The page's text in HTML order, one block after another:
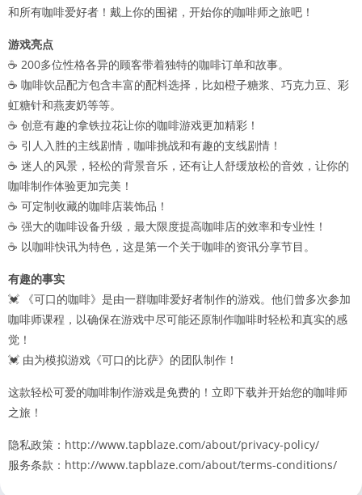
和所有咖啡爱好者！戴上你的围裙，开始你的咖啡师之旅吧！
游戏亮点
☕ 200多位性格各异的顾客带着独特的咖啡订单和故事。
☕ 咖啡饮品配方包含丰富的配料选择，比如橙子糖浆、巧克力豆、彩
虹糖针和燕麦奶等等。
☕ 创意有趣的拿铁拉花让你的咖啡游戏更加精彩！
☕ 引人入胜的主线剧情，咖啡挑战和有趣的支线剧情！
☕ 迷人的风景，轻松的背景音乐，还有让人舒缓放松的音效，让你的
咖啡制作体验更加完美！
☕ 可定制收藏的咖啡店装饰品！
☕ 强大的咖啡设备升级，最大限度提高咖啡店的效率和专业性！
☕ 以咖啡快讯为特色，这是第一个关于咖啡的资讯分享节目。
有趣的事实
💓 《可口的咖啡》是由一群咖啡爱好者制作的游戏。他们曾多次参加
咖啡师课程，以确保在游戏中尽可能还原制作咖啡时轻松和真实的感
觉！
💓 由为模拟游戏《可口的比萨》的团队制作！
这款轻松可爱的咖啡制作游戏是免费的！立即下载并开始您的咖啡师
之旅！
隐私政策：http://www.tapblaze.com/about/privacy-policy/
服务条款：http://www.tapblaze.com/about/terms-conditions/